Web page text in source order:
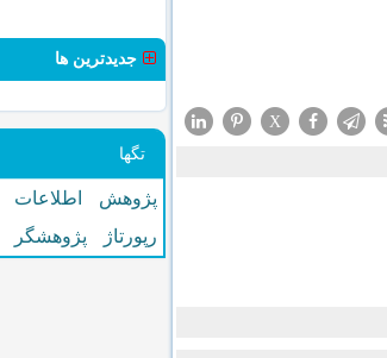
X
جدیدترین ها
تگها
پژوهش اطلاعات
رپورتاژ
پژوهشگر